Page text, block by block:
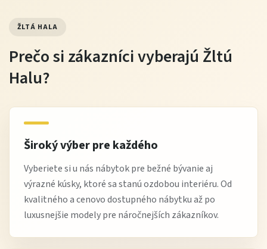
ŽLTÁ HALA
Prečo si zákazníci vyberajú Žltú
Halu?
Široký výber pre každého
Vyberiete si u nás nábytok pre bežné bývanie aj
výrazné kúsky, ktoré sa stanú ozdobou interiéru. Od
kvalitného a cenovo dostupného nábytku až po
luxusnejšie modely pre náročnejších zákazníkov.